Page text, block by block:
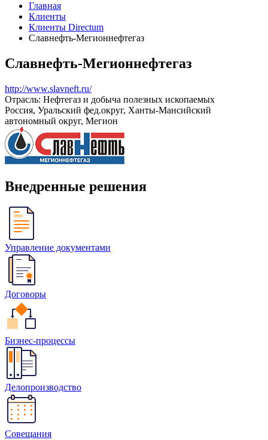
Главная
Клиенты
Клиенты Directum
Славнефть-Мегионнефтегаз
Славнефть-Мегионнефтегаз
http://www.slavneft.ru/
Отрасль: Нефтегаз и добыча полезных ископаемых
Россия, Уральский фед.округ, Ханты-Мансийский
автономный округ, Мегион
Внедренные решения
Управление документами
Договоры
Бизнес-процессы
Делопроизводство
Совещания